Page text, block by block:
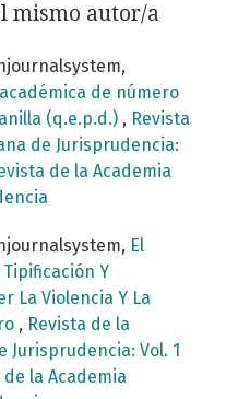
mismo autor/a
de número
(q.e.p.d.) , Revista
de Jurisprudencia:
de la Academia
El
Y
La Violencia Y La
, Revista de la
Jurisprudencia: Vol. 1
de la Academia